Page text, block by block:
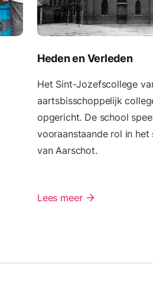
Heden en Verleden
Het Sint-Jozefscollege
aartsbisschoppelijk
opgericht. De school
vooraanstaande rol in
van Aarschot.
Lees meer arrow_forward